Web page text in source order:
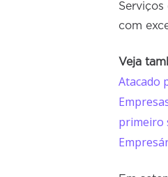
com
Veja
Atacado
primeiro